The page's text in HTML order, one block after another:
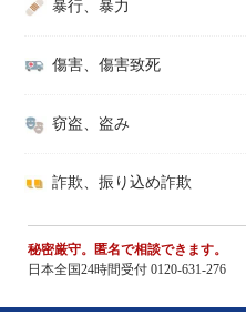
暴行、暴力
傷害、傷害致死
窃盗、盗み
詐欺、振り込め詐欺
秘密厳守。匿名で相談できます。
日本全国24時間受付 0120-631-276